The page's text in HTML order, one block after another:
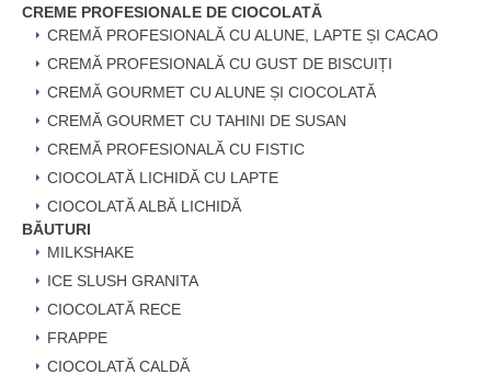
CREME PROFESIONALE DE CIOCOLATĂ
CREMĂ PROFESIONALĂ CU ALUNE, LAPTE ȘI CACAO
CREMĂ PROFESIONALĂ CU GUST DE BISCUIȚI
CREMĂ GOURMET CU ALUNE ȘI CIOCOLATĂ
CREMĂ GOURMET CU TAHINI DE SUSAN
CREMĂ PROFESIONALĂ CU FISTIC
CIOCOLATĂ LICHIDĂ CU LAPTE
CIOCOLATĂ ALBĂ LICHIDĂ
BĂUTURI
MILKSHAKE
ICE SLUSH GRANITA
CIOCOLATĂ RECE
FRAPPE
CIOCOLATĂ CALDĂ